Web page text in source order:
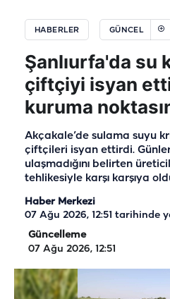
HABERLER GÜNCEL
Şanlıurfa'da su
çiftçiyi isyan
kuruma
Akçakale’de sulama suyu
çiftçileri isyan ettirdi.
ulaşmadığını belirten
tehlikesiyle karşı karşıya
Haber Merkezi
07 Ağu 2026, 12:51 tarihinde
Güncelleme
07 Ağu 2026, 12:51